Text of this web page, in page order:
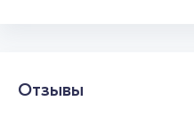
Отзывы